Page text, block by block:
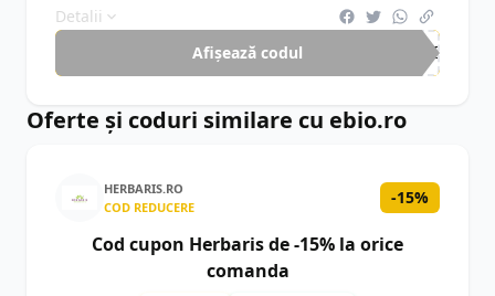
Detalii
Afișează codul
EBI
Oferte și coduri similare cu ebio.ro
HERBARIS.RO
COD REDUCERE
-15%
Cod cupon Herbaris de -15% la orice
comanda